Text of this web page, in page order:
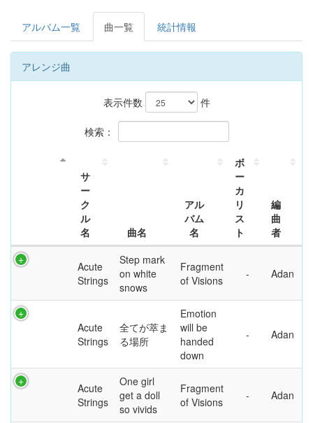
アルバム一覧 曲一覧 統計情報
アレンジ曲
表示件数 件
検索：
サ
ー
ク
ル
名
曲名
アル
バム
名
ボ
ー
カ
リ
ス
ト
編
曲
者
Acute
Strings
Step mark
on white
snows
Fragment
of Visions
Adan
Acute
Strings
全てが萃ま
る場所
Emotion
will be
handed
down
Adan
Acute
Strings
One girl
get a doll
so vivids
Fragment
of Visions
Adan